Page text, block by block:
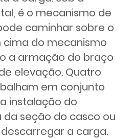
é o mecanismo de
caminhar sobre o
cima do mecanismo
a armação do braço
elevação. Quatro
em conjunto
instalação do
seção do casco ou
a carga.